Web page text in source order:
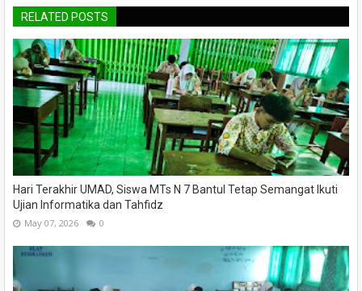
RELATED POSTS
Hari Terakhir UMAD, Siswa MTs N 7 Bantul Tetap Semangat Ikuti
Ujian Informatika dan Tahfidz
May 07, 2026 0